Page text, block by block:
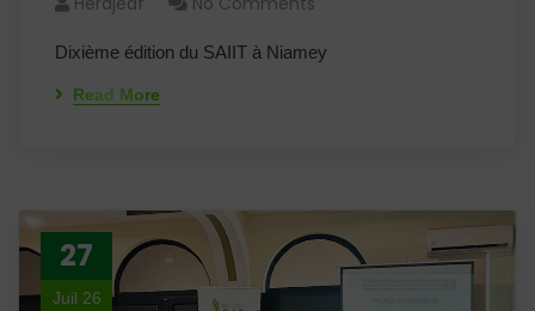
Dixième édition du SAIIT à Niamey
Read More
27
Juil 26